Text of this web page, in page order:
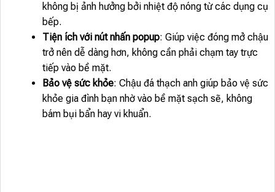
không bị ảnh hưởng bởi nhiệt độ nóng từ các dụng cụ
bếp.
Tiện ích với nút nhấn popup: Giúp việc đóng mở chậu
trở nên dễ dàng hơn, không cần phải chạm tay trực
tiếp vào bề mặt.
Bảo vệ sức khỏe: Chậu đá thạch anh giúp bảo vệ sức
khỏe gia đình bạn nhờ vào bề mặt sạch sẽ, không
bám bụi bẩn hay vi khuẩn.